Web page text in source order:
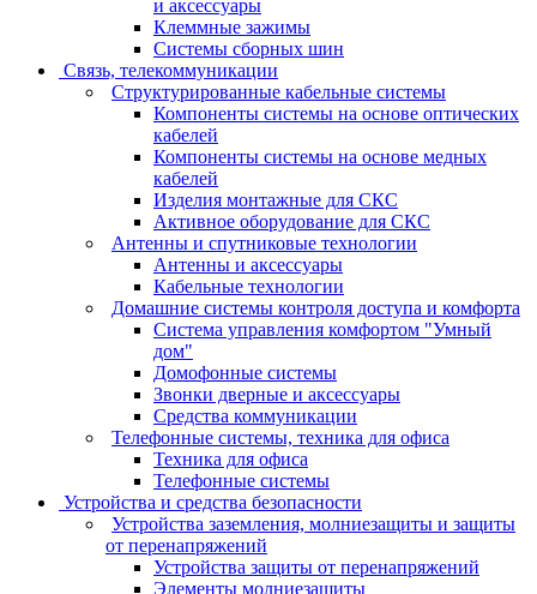
и аксессуары
Клеммные зажимы
Системы сборных шин
Связь, телекоммуникации
Структурированные кабельные системы
Компоненты системы на основе оптических
кабелей
Компоненты системы на основе медных
кабелей
Изделия монтажные для СКС
Активное оборудование для СКС
Антенны и спутниковые технологии
Антенны и аксессуары
Кабельные технологии
Домашние системы контроля доступа и комфорта
Система управления комфортом "Умный
дом"
Домофонные системы
Звонки дверные и аксессуары
Средства коммуникации
Телефонные системы, техника для офиса
Техника для офиса
Телефонные системы
Устройства и средства безопасности
Устройства заземления, молниезащиты и защиты
от перенапряжений
Устройства защиты от перенапряжений
Элементы молниезащиты